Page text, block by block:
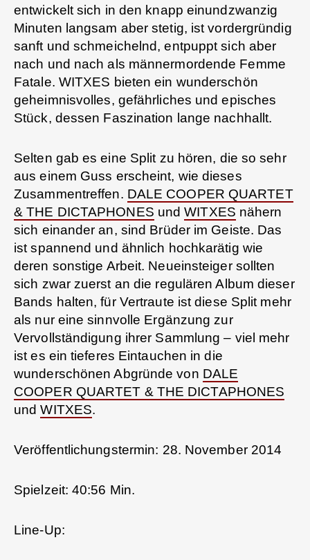
entwickelt sich in den knapp einundzwanzig
Minuten langsam aber stetig, ist vordergründig
sanft und schmeichelnd, entpuppt sich aber
nach und nach als männermordende Femme
Fatale. WITXES bieten ein wunderschön
geheimnisvolles, gefährliches und episches
Stück, dessen Faszination lange nachhallt.
Selten gab es eine Split zu hören, die so sehr
aus einem Guss erscheint, wie dieses
Zusammentreffen. DALE COOPER QUARTET
& THE DICTAPHONES undWITXES nähern
sich einander an, sind Brüder im Geiste. Das
ist spannend und ähnlich hochkarätig wie
deren sonstige Arbeit. Neueinsteiger sollten
sich zwar zuerst an die regulären Album dieser
Bands halten, für Vertraute ist diese Split mehr
als nur eine sinnvolle Ergänzung zur
Vervollständigung ihrer Sammlung – viel mehr
ist es ein tieferes Eintauchen in die
wunderschönen Abgründe von DALE
COOPER QUARTET & THE DICTAPHONES
undWITXES.
Veröffentlichungstermin: 28. November 2014
Spielzeit: 40:56 Min.
Line-Up: